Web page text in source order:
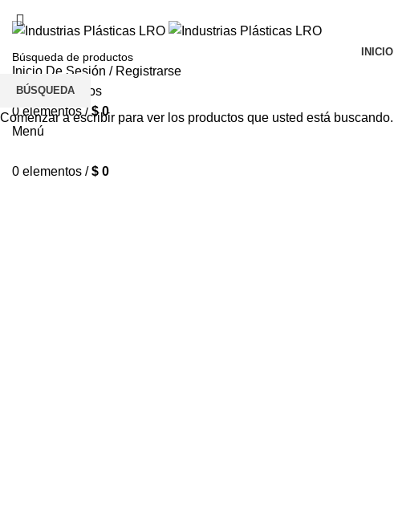
INICIO
Inicio De Sesión / Registrarse
Lista de deseos
0 elementos / $0
Menú
0 elementos / $ 0
BÚSQUEDA
Comenzar a escribir para ver los productos que usted está buscando.